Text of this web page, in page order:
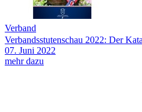
Verband
Verbandsstutenschau 2022: Der
07. Juni 2022
mehr dazu